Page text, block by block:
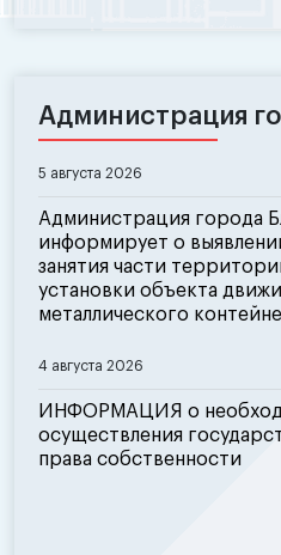
Администрация
5 августа 2026
Администрация города
информирует о
занятия части
установки объекта
металлического
4 августа 2026
ИНФОРМАЦИЯ о
осуществления
права собственности